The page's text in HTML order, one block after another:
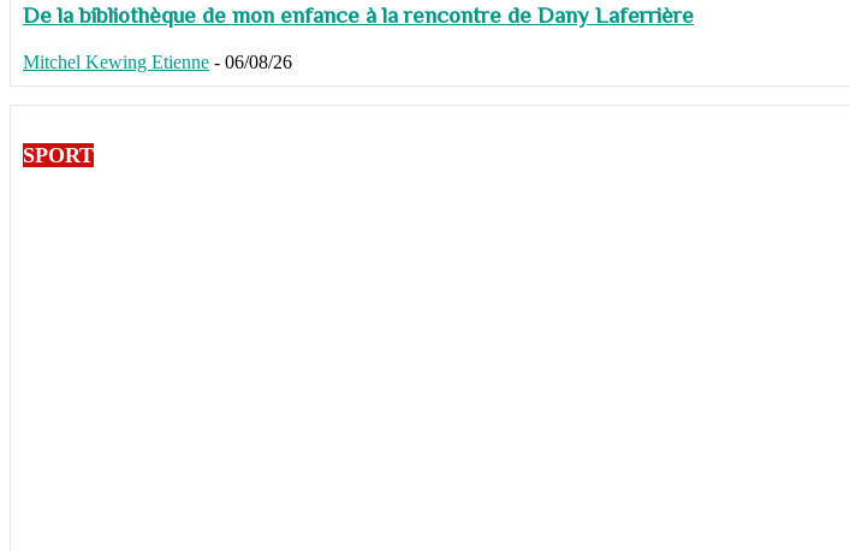
De la bibliothèque de mon enfance à la rencontre de Dany Laferrière
Mitchel Kewing Etienne - 06/08/26
SPORT